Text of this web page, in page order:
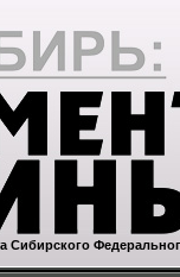
Сибирского